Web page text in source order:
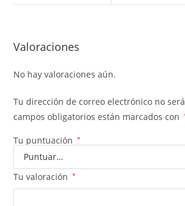
Valoraciones
No hay valoraciones aún.
Tu dirección de correo electrónico no
campos obligatorios están marcados con
Tu puntuación *
Tu valoración *